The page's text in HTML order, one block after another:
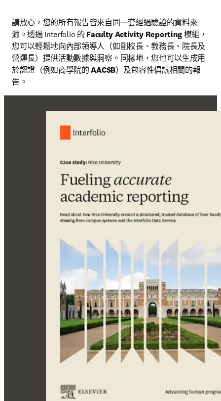
請放心，您的所有報告皆來自同一套經過驗證的資料來
源。透過 Interfolio 的 Faculty Activity Reporting 模組，
您可以輕鬆地向內部領導人（如副校長、教務長、院長及
營運長）提供活動數據與洞察。同樣地，您也可以生成用
於認證（例如商學院的 AACSB）及包容性倡議相關的報
告。